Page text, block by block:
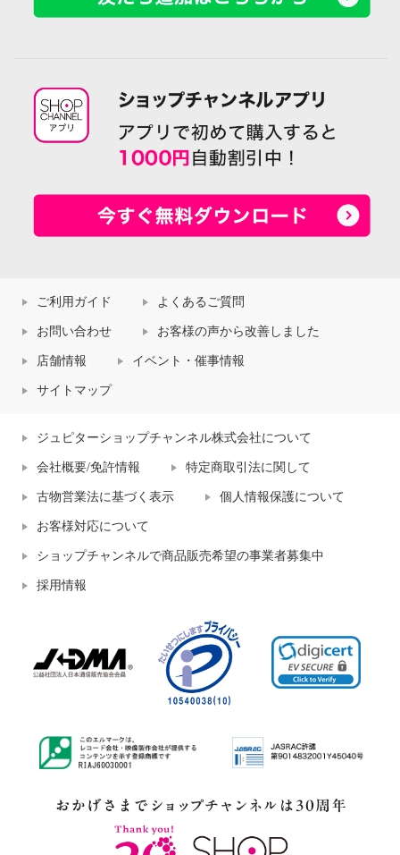
ご利用ガイド よくあるご質問
お問い合わせ お客様の声から改善しました
店舗情報 イベント・催事情報
サイトマップ
ジュピターショップチャンネル株式会社について
会社概要/免許情報 特定商取引法に関して
古物営業法に基づく表示 個人情報保護について
お客様対応について
ショップチャンネルで商品販売希望の事業者募集中
採用情報